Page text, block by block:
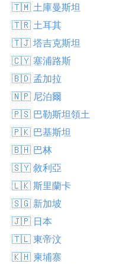
🇹🇲 土庫曼斯坦
🇹🇷 土耳其
🇹🇯 塔吉克斯坦
🇨🇾 塞浦路斯
🇧🇩 孟加拉
🇳🇵 尼泊爾
🇵🇸 巴勒斯坦領土
🇵🇰 巴基斯坦
🇧🇭 巴林
🇸🇾 敘利亞
🇱🇰 斯里蘭卡
🇸🇬 新加坡
🇯🇵 日本
🇹🇱 東帝汶
🇰🇭 柬埔寨